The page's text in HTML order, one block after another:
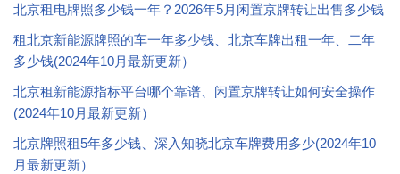
北京租电牌照多少钱一年？2026年5月闲置京牌转让出售多少钱
租北京新能源牌照的车一年多少钱、北京车牌出租一年、二年
多少钱(2024年10月最新更新）
北京租新能源指标平台哪个靠谱、闲置京牌转让如何安全操作
(2024年10月最新更新）
北京牌照租5年多少钱、深入知晓北京车牌费用多少(2024年10
月最新更新）